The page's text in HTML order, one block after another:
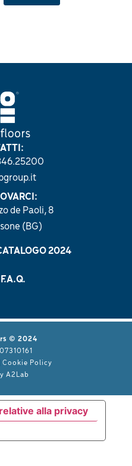
de Paoli, 8
(BG)
2024
F.A.Q.
© 2024
Cookie Policy
A2Lab
alla privacy